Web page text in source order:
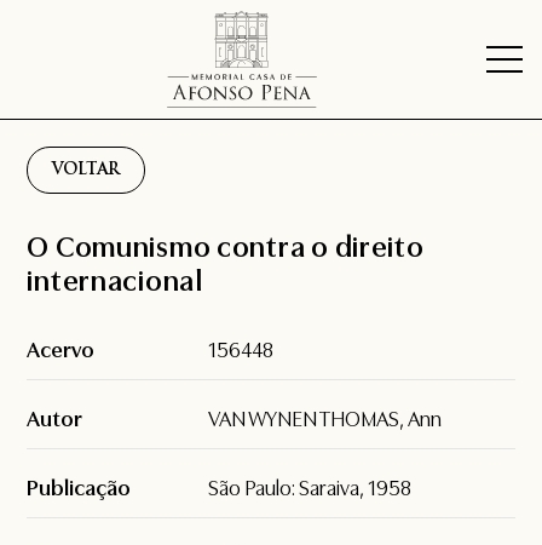
VOLTAR
O Comunismo contra o direito
internacional
Acervo 156448
Autor VAN WYNEN THOMAS, Ann
Publicação São Paulo: Saraiva, 1958